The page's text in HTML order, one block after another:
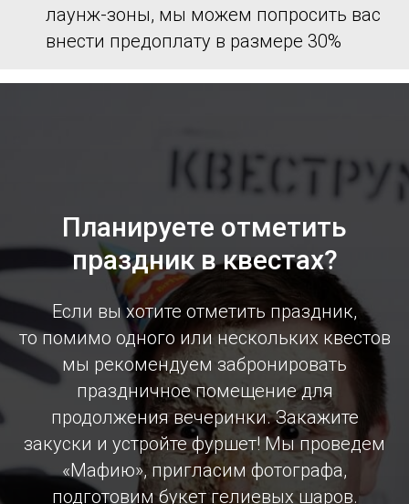
лаунж-зоны, мы можем попросить вас
внести предоплату в размере 30%
Планируете отметить
праздник в квестах?
Если вы хотите отметить праздник,
то помимо одного или нескольких квестов
мы рекомендуем забронировать
праздничное помещение для
продолжения вечеринки. Закажите
закуски и устройте фуршет! Мы проведем
«Мафию», пригласим фотографа,
подготовим букет гелиевых шаров.